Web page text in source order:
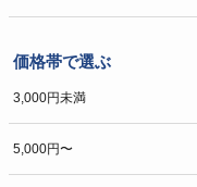
価格帯で選ぶ
3,000円未満
5,000円〜